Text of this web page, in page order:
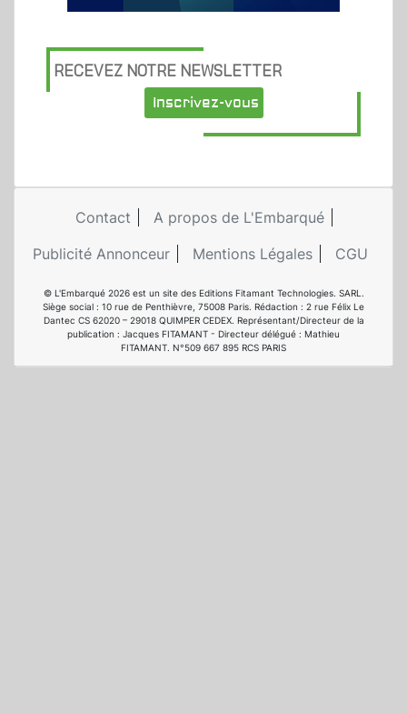
RECEVEZ NOTRE NEWSLETTER
Inscrivez-vous
Contact
A propos de L'Embarqué
Publicité Annonceur
Mentions Légales CGU
© L'Embarqué 2026 est un site des Editions Fitamant Technologies. SARL.
Siège social : 10 rue de Penthièvre, 75008 Paris. Rédaction : 2 rue Félix Le
Dantec CS 62020 – 29018 QUIMPER CEDEX. Représentant/Directeur de la
publication : Jacques FITAMANT - Directeur délégué : Mathieu
FITAMANT. N°509 667 895 RCS PARIS